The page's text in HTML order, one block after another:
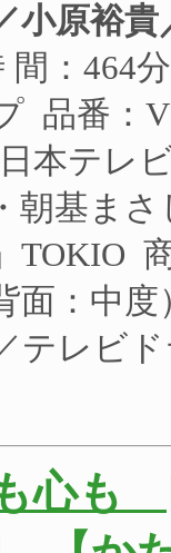
小原裕
間：464
品番：
本テレ
朝基まさ
TOKIO
面：中度
テレビ
心も